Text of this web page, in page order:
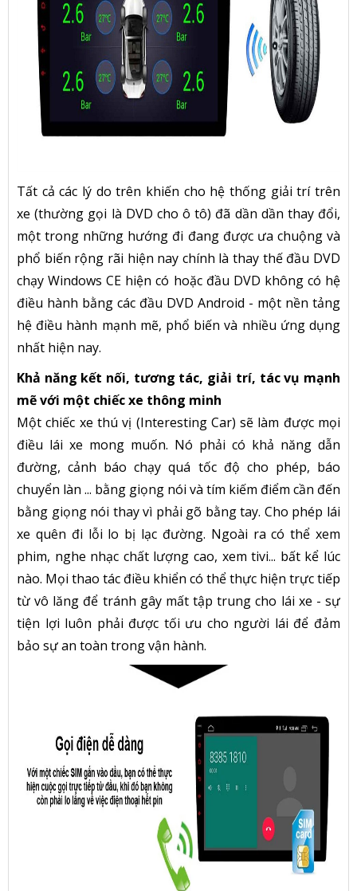
Tất cả các lý do trên khiến cho hệ thống giải trí trên
xe (thường gọi là DVD cho ô tô) đã dần dần thay đổi,
một trong những hướng đi đang được ưa chuộng và
phổ biến rộng rãi hiện nay chính là thay thế đầu DVD
chạy Windows CE hiện có hoặc đầu DVD không có hệ
điều hành bằng các đầu DVD Android - một nền tảng
hệ điều hành mạnh mẽ, phổ biến và nhiều ứng dụng
nhất hiện nay.
Khả năng kết nối, tương tác, giải trí, tác vụ mạnh
mẽ với một chiếc xe thông minh
Một chiếc xe thú vị (Interesting Car) sẽ làm được mọi
điều lái xe mong muốn. Nó phải có khả năng dẫn
đường, cảnh báo chạy quá tốc độ cho phép, báo
chuyển làn ... bằng giọng nói và tím kiếm điểm cần đến
bằng giọng nói thay vì phải gõ bằng tay. Cho phép lái
xe quên đi lỗi lo bị lạc đường. Ngoài ra có thể xem
phim, nghe nhạc chất lượng cao, xem tivi... bất kể lúc
nào. Mọi thao tác điều khiển có thể thực hiện trực tiếp
từ vô lăng để tránh gây mất tập trung cho lái xe - sự
tiện lợi luôn phải được tối ưu cho người lái để đảm
bảo sự an toàn trong vận hành.